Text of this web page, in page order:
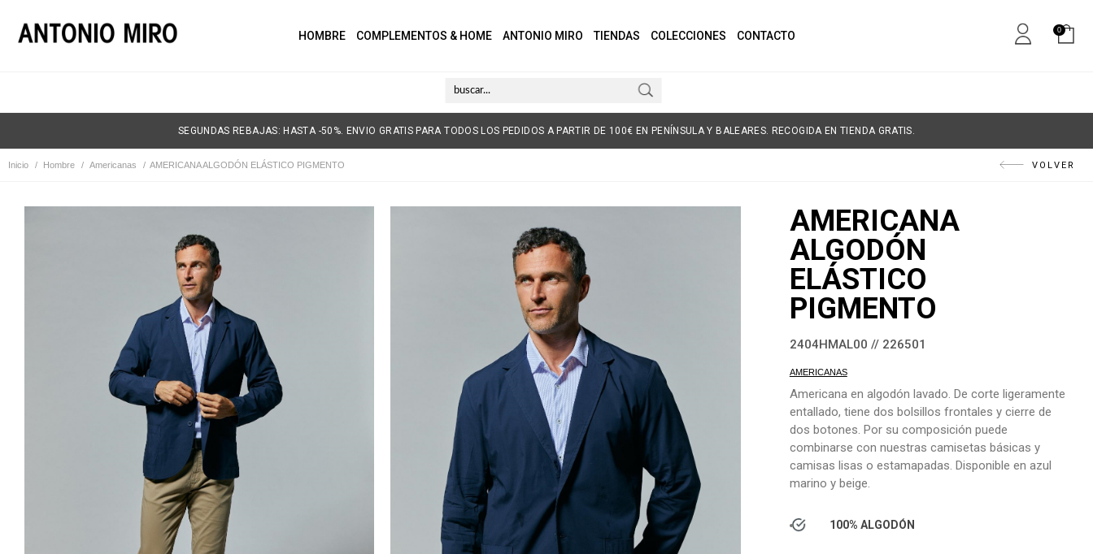
0
HOMBRE COMPLEMENTOS & HOME ANTONIO MIRO TIENDAS COLECCIONES CONTACTO
SEGUNDAS REBAJAS: HASTA -50%. ENVIO GRATIS PARA TODOS LOS PEDIDOS A PARTIR DE 100€ EN PENÍNSULA Y BALEARES. RECOGIDA EN TIENDA GRATIS.
Inicio / Hombre / Americanas / AMERICANA ALGODÓN ELÁSTICO PIGMENTO VOLVER
AMERICANA
ALGODÓN
ELÁSTICO
PIGMENTO
2404HMAL00 // 226501
AMERICANAS
Americana en algodón lavado. De corte ligeramente
entallado, tiene dos bolsillos frontales y cierre de
dos botones. Por su composición puede
combinarse con nuestras camisetas básicas y
camisas lisas o estamapadas. Disponible en azul
marino y beige.
100% ALGODÓN